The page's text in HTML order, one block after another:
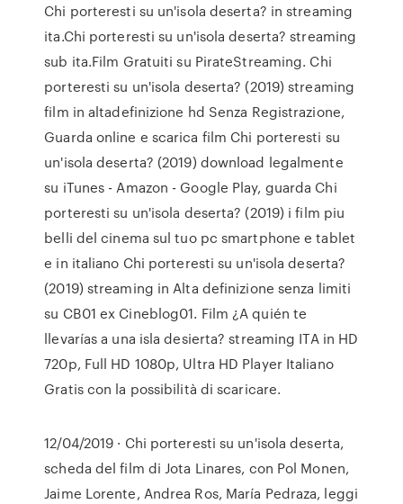
Chi porteresti su un'isola deserta? in streaming
ita.Chi porteresti su un'isola deserta? streaming
sub ita.Film Gratuiti su PirateStreaming. Chi
porteresti su un'isola deserta? (2019) streaming
film in altadefinizione hd Senza Registrazione,
Guarda online e scarica film Chi porteresti su
un'isola deserta? (2019) download legalmente
su iTunes - Amazon - Google Play, guarda Chi
porteresti su un'isola deserta? (2019) i film piu
belli del cinema sul tuo pc smartphone e tablet
e in italiano Chi porteresti su un'isola deserta?
(2019) streaming in Alta definizione senza limiti
su CB01 ex Cineblog01. Film ¿A quién te
llevarías a una isla desierta? streaming ITA in HD
720p, Full HD 1080p, Ultra HD Player Italiano
Gratis con la possibilità di scaricare.
12/04/2019 · Chi porteresti su un'isola deserta,
scheda del film di Jota Linares, con Pol Monen,
Jaime Lorente, Andrea Ros, María Pedraza, leggi